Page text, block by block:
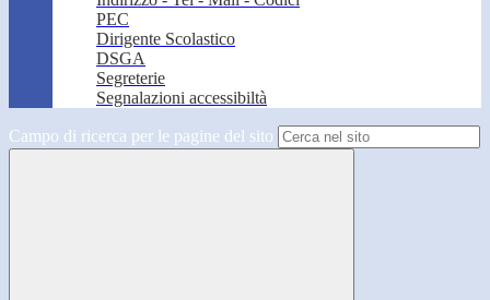
PEC
Dirigente Scolastico
DSGA
Segreterie
Segnalazioni accessibiltà
Campo di ricerca per le pagine del sito